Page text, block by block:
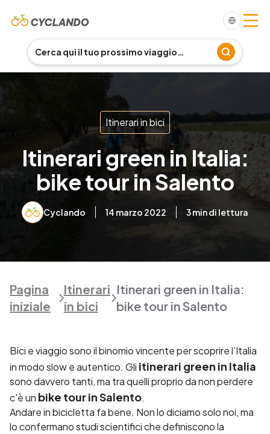
Itinerari in bici
Itinerari green in Italia:
bike tour in Salento
Cyclando 14 marzo 2022 3min di lettura
Pagina
iniziale
Itinerari
in bici
Itinerari green in Italia:
bike tour in Salento
Bici e viaggio sono il binomio vincente per scoprire l’Italia
in modo slow e autentico. Gli itinerari green in Italia
sono davvero tanti,ma tra quelli proprio da non perdere
c'è un bike tour in Salento.
Andare in bicicletta fa bene. Non lo diciamo solo noi, ma
lo confermano studi scientifici che definiscono la